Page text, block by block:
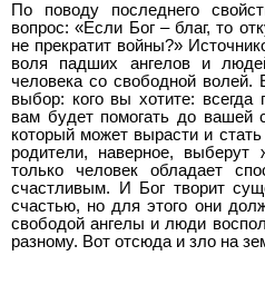
По поводу последнего
вопрос: «Если Бог – благ, то
не прекратит войны?»
воля падших ангелов и
человека со свободной волей.
выбор: кого вы хотите: всегда
вам будет помогать до вашей
который может вырасти и
родители, наверное, выберут
только человек обладает
счастливым. И Бог творит
счастью, но для этого они
свободой ангелы и люди
разному. Вот отсюда и зло на